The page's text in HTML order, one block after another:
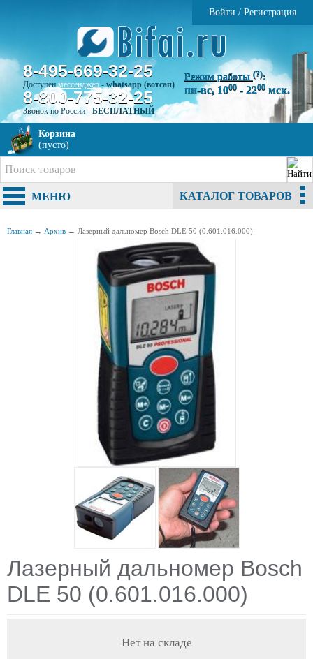
Войти / Регистрация
8-495-669-32-25
Доступенмессенджер-whatsapp (вотсап)
8-800-775-32-25
Звонок по России - БЕСПЛАТНЫЙ
Режим работы (?):
пн-вс, 1000 - 2200 мск.
Корзина
(пусто)
МЕНЮ КАТАЛОГ ТОВАРОВ
Главная → Архив → Лазерный дальномер Bosch DLE 50 (0.601.016.000)
Лазерный дальномер Bosch
DLE 50 (0.601.016.000)
Нет на складе